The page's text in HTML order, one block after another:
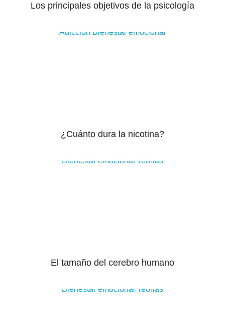
Los principales objetivos de la psicología
Adiccion Bienestar emocional
¿Cuánto dura la nicotina?
Bienestar emocional Teorias
El tamaño del cerebro humano
Bienestar emocional Teorias